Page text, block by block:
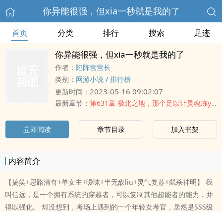
你异能很强，但xia一秒就是我的了
首页 分类 排行 搜索 足迹
你异能很强，但xia一秒就是我的了
作者： 陷阵营营长
类别： 网游小说 / 排行榜
更新时间： 2023-05-16 09:02:07
最新章节： 第631章 极北之地，那个足以让灵魂冻ying的地方
立即阅读 章节目录 加入书架
内容简介
【搞笑+思路清奇+单女主+暧昧+半无敌liu+灵气复苏+弑杀神明】 我
叫信远，是一个拥有系统的穿越者，可以复制其他超能者的能力，并
得以强化。 却没想到，考场上遇到的一个年轻女考官，居然是SSS级